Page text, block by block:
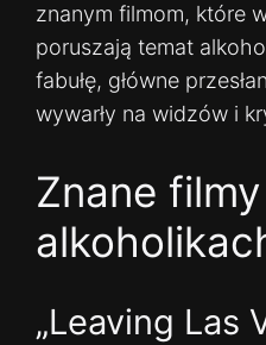
znanym filmom, które
poruszają temat
fabułę, główne
wywarły na widzów i
Znane
„Leaving Las